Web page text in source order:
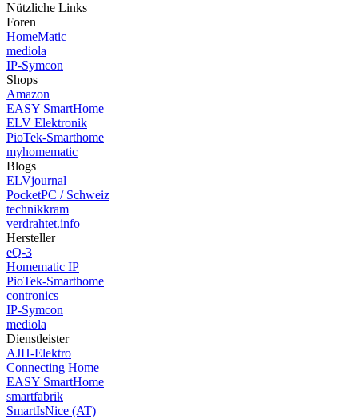
Nützliche Links
Foren
HomeMatic
mediola
IP-Symcon
Shops
Amazon
EASY SmartHome
ELV Elektronik
PioTek-Smarthome
myhomematic
Blogs
ELVjournal
PocketPC / Schweiz
technikkram
verdrahtet.info
Hersteller
eQ-3
Homematic IP
PioTek-Smarthome
contronics
IP-Symcon
mediola
Dienstleister
AJH-Elektro
Connecting Home
EASY SmartHome
smartfabrik
SmartIsNice (AT)